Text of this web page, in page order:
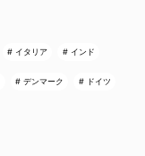
イタリア インド
デンマーク ドイツ